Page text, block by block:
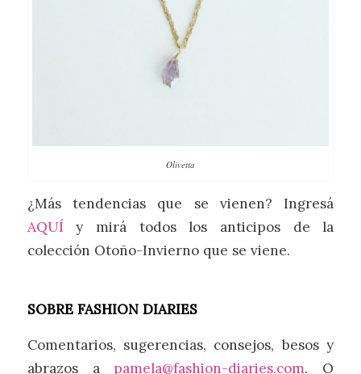
Olivetta
¿Más tendencias que se vienen? Ingresá
AQUÍy mirá todos los anticipos de la
colección Otoño-Invierno que se viene.
SOBRE FASHION DIARIES
Comentarios, sugerencias, consejos, besos y
abrazos a pamela@fashion-diaries.com. O